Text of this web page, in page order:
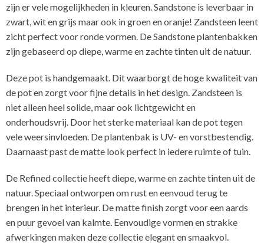
zijn er vele mogelijkheden in kleuren. Sandstone is leverbaar in
zwart, wit en grijs maar ook in groen en oranje! Zandsteen leent
zicht perfect voor ronde vormen. De Sandstone plantenbakken
zijn gebaseerd op diepe, warme en zachte tinten uit de natuur.
Deze pot is handgemaakt. Dit waarborgt de hoge kwaliteit van
de pot en zorgt voor fijne details in het design. Zandsteen is
niet alleen heel solide, maar ook lichtgewicht en
onderhoudsvrij. Door het sterke materiaal kan de pot tegen
vele weersinvloeden. De plantenbak is UV- en vorstbestendig.
Daarnaast past de matte look perfect in iedere ruimte of tuin.
De Refined collectie heeft diepe, warme en zachte tinten uit de
natuur. Speciaal ontworpen om rust en eenvoud terug te
brengen in het interieur. De matte finish zorgt voor een aards
en puur gevoel van kalmte. Eenvoudige vormen en strakke
afwerkingen maken deze collectie elegant en smaakvol.